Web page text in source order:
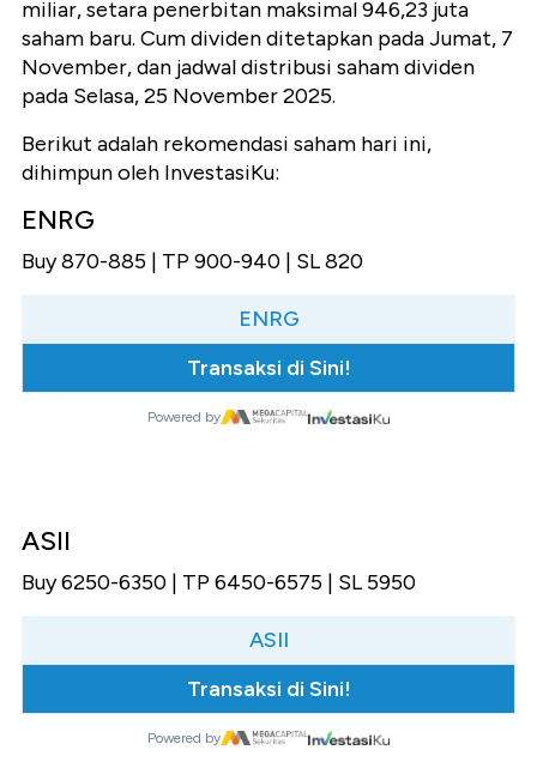
miliar, setara penerbitan maksimal 946,23 juta
saham baru. Cum dividen ditetapkan pada Jumat, 7
November, dan jadwal distribusi saham dividen
pada Selasa, 25 November 2025.
Berikut adalah rekomendasi saham hari ini,
dihimpun oleh InvestasiKu:
ENRG
Buy 870-885 | TP 900-940 | SL 820
ENRG
Transaksi di Sini!
Powered by
ASII
Buy 6250-6350 | TP 6450-6575 | SL 5950
ASII
Transaksi di Sini!
Powered by